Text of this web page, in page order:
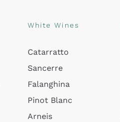
White Wines
Catarratto
Sancerre
Falanghina
Pinot Blanc
Arneis